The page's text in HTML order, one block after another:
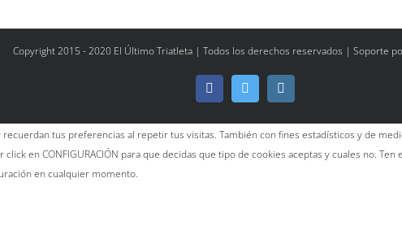
Copyright 2015 - 2020 El Último Triatleta | Todos los derechos reservados | Soporte
FacebookTwitter
tus preferencias al repetir tus visitas. También con fines estadísticos y de
en CONFIGURACIÓN para que decidas que tipo de cookies aceptas y cuales no.
en cualquier momento.